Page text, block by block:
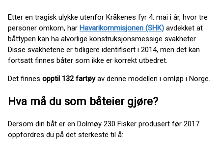
Etter en tragisk ulykke utenfor Kråkenes fyr 4. mai i år, hvor tre
personer omkom, har Havarikommisjonen (SHK) avdekket at
båttypen kan ha alvorlige konstruksjonsmessige svakheter.
Disse svakhetene er tidligere identifisert i 2014, men det kan
fortsatt finnes båter som ikke er korrekt utbedret.
Det finnes opptil 132 fartøyav denne modellen i omløp i Norge.
Hva må du som båteier gjøre?
Dersom din båt er en Dolmøy 230 Fisker produsert før 2017
oppfordres du på det sterkeste til å: